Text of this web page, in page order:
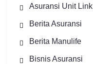
Asuransi Unit Link
Berita Asuransi
Berita Manulife
Bisnis Asuransi